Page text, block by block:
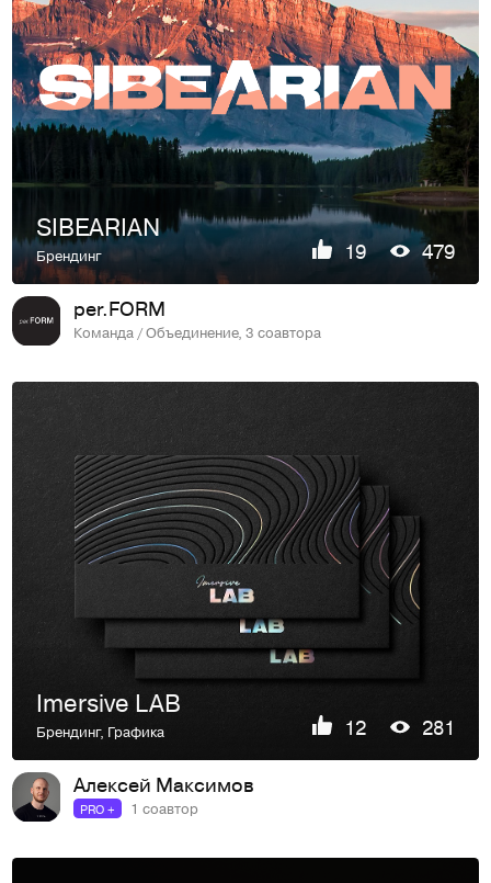
SIBEARIAN
Брендинг 19 479
per.FORM
Команда / Объединение, 3 соавтора
Imersive LAB
Брендинг, Графика 12 281
Алексей Максимов
PRO + 1 соавтор